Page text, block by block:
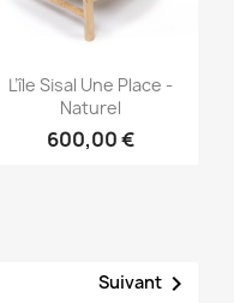
 Aperçu rapide
L’île Sisal Une Place -
Naturel
600,00 €
Suivant 